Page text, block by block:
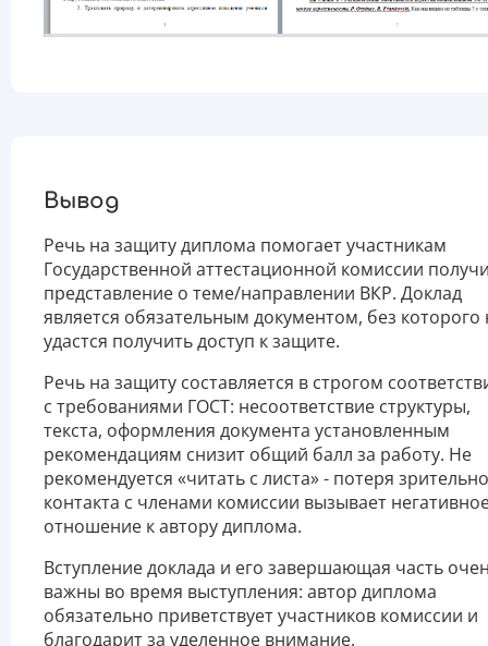
Вывод
Речь на защиту диплома помогает участникам
Государственной аттестационной комиссии
представление о теме/направлении ВКР. Доклад
является обязательным документом, без которого
удастся получить доступ к защите.
Речь на защиту составляется в строгом
с требованиями ГОСТ: несоответствие структуры,
текста, оформления документа установленным
рекомендациям снизит общий балл за работу. Не
рекомендуется «читать с листа» - потеря
контакта с членами комиссии вызывает
отношение к автору диплома.
Вступление доклада и его завершающая часть
важны во время выступления: автор диплома
обязательно приветствует участников комиссии и
благодарит за уделенное внимание.